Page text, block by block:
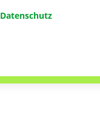
Datenschutz